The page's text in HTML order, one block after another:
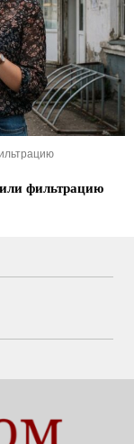
фильтрацию